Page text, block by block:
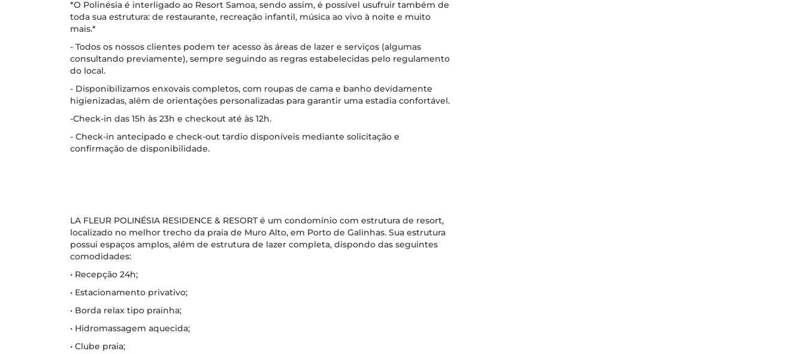
*O Polinésia é interligado ao Resort Samoa, sendo assim, é possível usufruir também de
toda sua estrutura: de restaurante, recreação infantil, música ao vivo à noite e muito
mais.*
- Todos os nossos clientes podem ter acesso às áreas de lazer e serviços (algumas
consultando previamente), sempre seguindo as regras estabelecidas pelo regulamento
do local.
- Disponibilizamos enxovais completos, com roupas de cama e banho devidamente
higienizadas, além de orientações personalizadas para garantir uma estadia confortável.
-Check-in das 15h às 23h e checkout até às 12h.
- Check-in antecipado e check-out tardio disponíveis mediante solicitação e
confirmação de disponibilidade.
ㅤLA FLEUR POLINÉSIA RESIDENCE & RESORT é um condomínio com estrutura de resort,
localizado no melhor trecho da praia de Muro Alto, em Porto de Galinhas. Sua estrutura
possui espaços amplos, além de estrutura de lazer completa, dispondo das seguintes
comodidades:
• Recepção 24h;
• Estacionamento privativo;
• Borda relax tipo prainha;
• Hidromassagem aquecida;
• Clube praia;